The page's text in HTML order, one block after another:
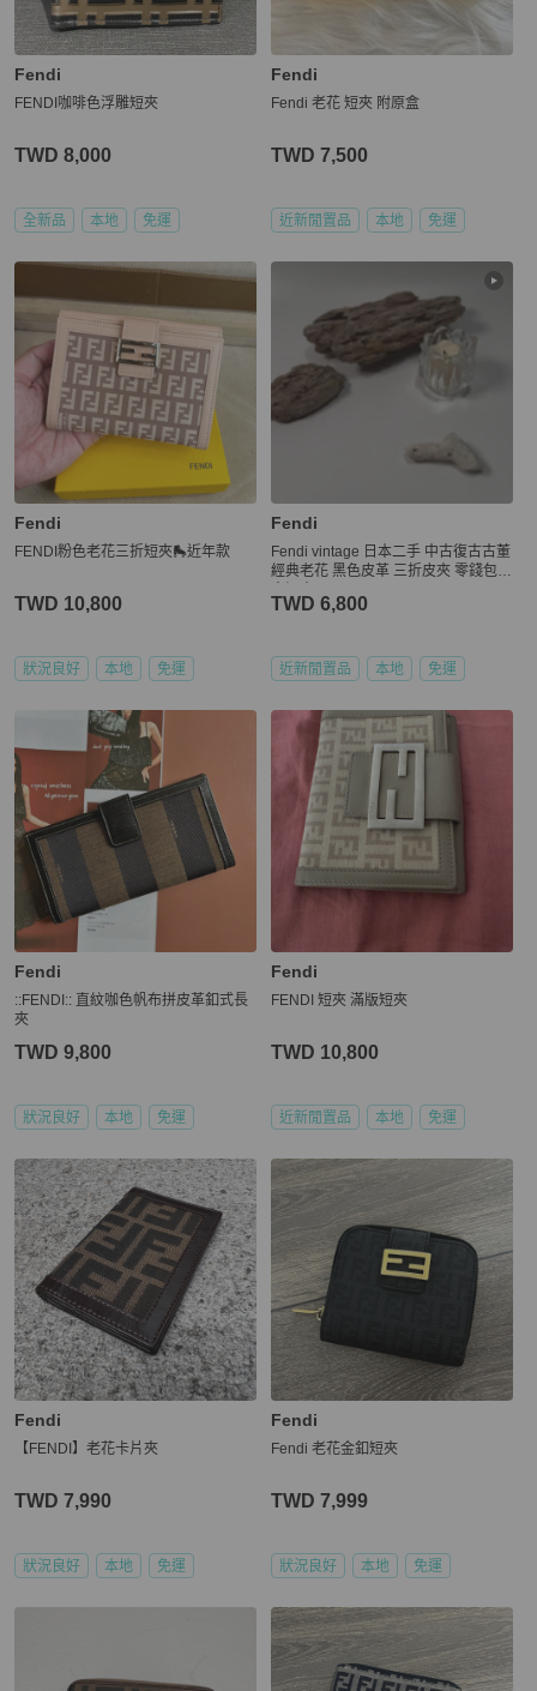
Fendi
FENDI咖啡色浮雕短夾
TWD 8,000
全新品 本地 免運
Fendi
Fendi 老花 短夾 附原盒
TWD 7,500
近新閒置品 本地 免運
Fendi
FENDI粉色老花三折短夾🛼近年款
TWD 10,800
狀況良好 本地 免運
Fendi
Fendi vintage 日本二手 中古復古古董
經典老花 黑色皮革 三折皮夾 零錢包中
TWD 6,800
近新閒置品 本地 免運
Fendi
::FENDI:: 直紋咖色帆布拼皮革釦式長
夾
TWD 9,800
狀況良好 本地 免運
Fendi
FENDI 短夾 滿版短夾
TWD 10,800
近新閒置品 本地 免運
Fendi
【FENDI】老花卡片夾
TWD 7,990
狀況良好 本地 免運
Fendi
Fendi 老花金釦短夾
TWD 7,999
狀況良好 本地 免運